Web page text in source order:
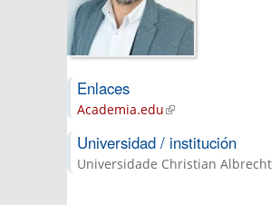
Enlaces
Academia.edu(link is external)
Universidad / institución
Universidade Christian Albrecht